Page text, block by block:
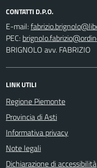
CONTATTI D.P.O.
E-mail:
PEC:
BRIGNOLO avv. FABRIZIO
LINK UTILI
Regione Piemonte
Provincia di Asti
Informativa privacy
Note legali
Dichiarazione di accessibilità